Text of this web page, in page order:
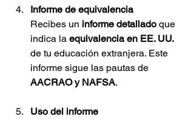
Informe de equivalencia
Recibes un informe detallado que
indica la equivalencia en EE. UU.
de tu educación extranjera. Este
informe sigue las pautas de
AACRAO y NAFSA.
Uso del informe